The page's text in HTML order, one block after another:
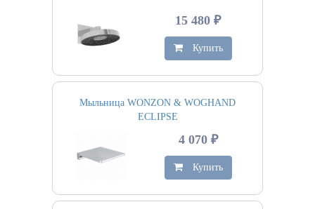
15 480 ₽
Купить
Мыльница WONZON & WOGHAND
ECLIPSE
4 070 ₽
Купить